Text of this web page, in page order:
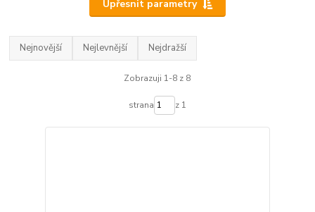
Upřesnit parametry
Nejnovější Nejlevnější Nejdražší
Zobrazuji 1-8 z 8
strana z 1